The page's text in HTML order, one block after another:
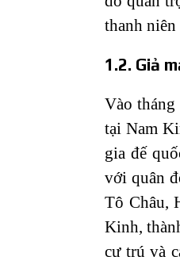
thanh
1.2. Giả
Vào
tại Nam
gia đế
với quân
Tô Châu,
Kinh,
cư trú và